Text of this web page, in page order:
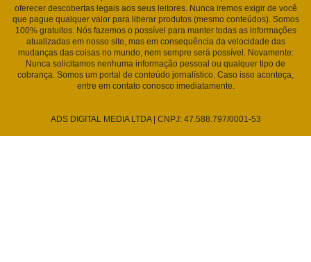
oferecer descobertas legais aos seus leitores. Nunca iremos exigir de você
que pague qualquer valor para liberar produtos (mesmo conteúdos). Somos
100% gratuitos. Nós fazemos o possível para manter todas as informações
atualizadas em nosso site, mas em consequência da velocidade das
mudanças das coisas no mundo, nem sempre será possível. Novamente:
Nunca solicitamos nenhuma informação pessoal ou qualquer tipo de
cobrança. Somos um portal de conteúdo jornalístico. Caso isso aconteça,
entre em contato conosco imediatamente.
ADS DIGITAL MEDIA LTDA | CNPJ: 47.588.797/0001-53